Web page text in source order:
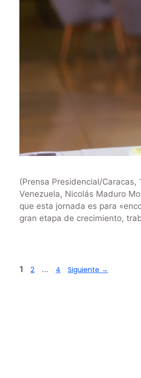
(Prensa Presidencial/
Venezuela, Nicolás Maduro
que esta jornada es para
gran etapa de crecimiento,
1 2 … 4 Siguiente →